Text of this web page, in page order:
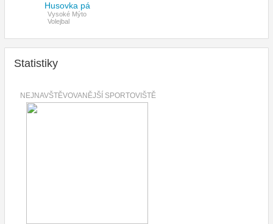
Husovka pá
Vysoké Mýto
Volejbal
Statistiky
NEJNAVŠTĚVOVANĚJŠÍ SPORTOVIŠTĚ